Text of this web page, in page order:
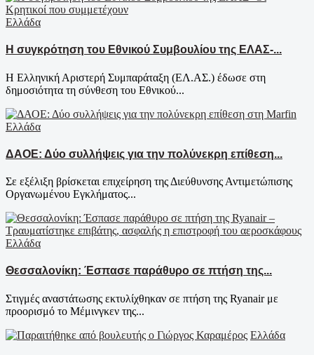
Ελλάδα
Η συγκρότηση του Εθνικού Συμβουλίου της ΕΛΑΣ-...
Η Ελληνική Αριστερή Συμπαράταξη (ΕΛ.ΑΣ.) έδωσε στη
δημοσιότητα τη σύνθεση του Εθνικού...
Ελλάδα
ΔΑΟΕ: Δύο συλλήψεις για την πολύνεκρη επίθεση...
Σε εξέλιξη βρίσκεται επιχείρηση της Διεύθυνσης Αντιμετώπισης
Οργανωμένου Εγκλήματος...
Ελλάδα
Θεσσαλονίκη: Έσπασε παράθυρο σε πτήση της...
Στιγμές αναστάτωσης εκτυλίχθηκαν σε πτήση της Ryanair με
προορισμό το Μέμινγκεν της...
Ελλάδα